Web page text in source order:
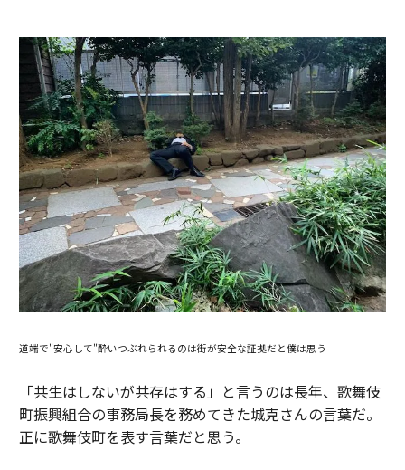
道端で"安心して"酔いつぶれられるのは街が安全な証拠だと僕は思う
「共生はしないが共存はする」と言うのは長年、歌舞伎
町振興組合の事務局長を務めてきた城克さんの言葉だ。
正に歌舞伎町を表す言葉だと思う。